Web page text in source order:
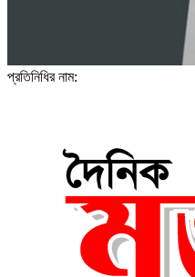
প্রতিনিধির নাম: